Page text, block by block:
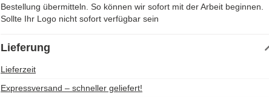
Bestellung übermitteln. So können wir sofort mit der Arbeit beginnen.
Sollte Ihr Logo nicht sofort verfügbar sein
Lieferung
Lieferzeit
Expressversand – schneller geliefert!